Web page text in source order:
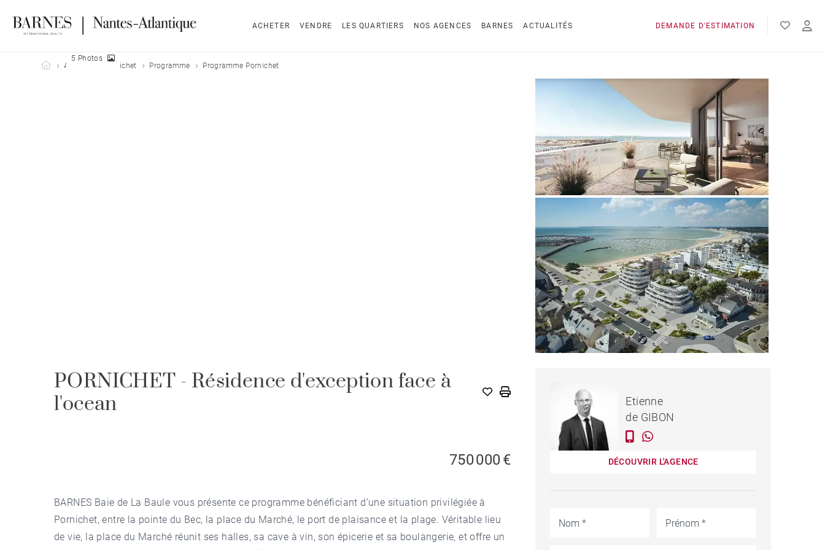
ACHETER VENDRE LES QUARTIERS NOS AGENCES BARNES ACTUALITÉS DEMANDE D'ESTIMATION
Barnes Nantes-Atlantique
Acheter Pornichet Programme Programme Pornichet
5 Photos
PORNICHET - Résidence d'exception face à
l'ocean
750 000 €
BARNES Baie de La Baule vous présente ce programme bénéficiant d’une situation privilégiée à
Pornichet, entre la pointe du Bec, la place du Marché, le port de plaisance et la plage. Véritable lieu
de vie, la place du Marché réunit ses halles, sa cave à vin, son épicerie et sa boulangerie, et offre un
PROGRAMME PORNICHET
Etienne
de GIBON
DÉCOUVRIR L'AGENCE